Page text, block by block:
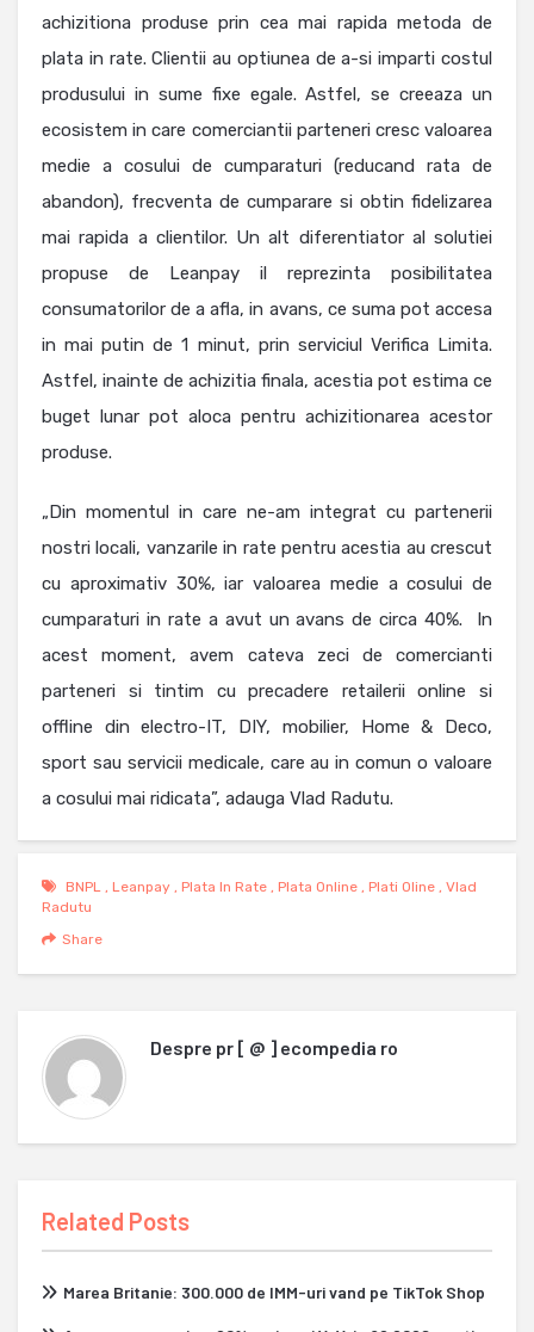
achizitiona produse prin cea mai rapida metoda de
plata in rate. Clientii au optiunea de a-si imparti costul
produsului in sume fixe egale. Astfel, se creeaza un
ecosistem in care comerciantii parteneri cresc valoarea
medie a cosului de cumparaturi (reducand rata de
abandon), frecventa de cumparare si obtin fidelizarea
mai rapida a clientilor. Un alt diferentiator al solutiei
propuse de Leanpay il reprezinta posibilitatea
consumatorilor de a afla, in avans, ce suma pot accesa
in mai putin de 1 minut, prin serviciul Verifica Limita.
Astfel, inainte de achizitia finala, acestia pot estima ce
buget lunar pot aloca pentru achizitionarea acestor
produse.
„Din momentul in care ne-am integrat cu partenerii
nostri locali, vanzarile in rate pentru acestia au crescut
cu aproximativ 30%, iar valoarea medie a cosului de
cumparaturi in rate a avut un avans de circa 40%. In
acest moment, avem cateva zeci de comercianti
parteneri si tintim cu precadere retailerii online si
offline din electro-IT, DIY, mobilier, Home & Deco,
sport sau servicii medicale, care au in comun o valoare
a cosului mai ridicata”, adauga Vlad Radutu.
BNPL , Leanpay , Plata In Rate , Plata Online , Plati Oline , Vlad
Radutu
Share
Despre pr [ @ ] ecompedia ro
Related Posts
Marea Britanie: 300.000 de IMM-uri vand pe TikTok Shop